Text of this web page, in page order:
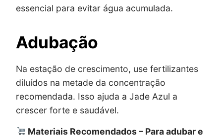
essencial para evitar água acumulada.
Adubação
Na estação de crescimento, use fertilizantes
diluídos na metade da concentração
recomendada. Isso ajuda a Jade Azul a
crescer forte e saudável.
Materiais Recomendados – Para adubar e